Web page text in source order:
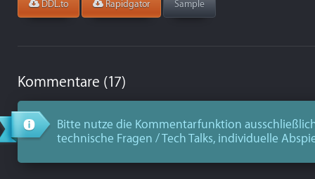
DDL.to Rapidgator Sample
Kommentare (17)
Bitte nutze die Kommentarfunktion
technische Fragen / Tech Talks, individuelle